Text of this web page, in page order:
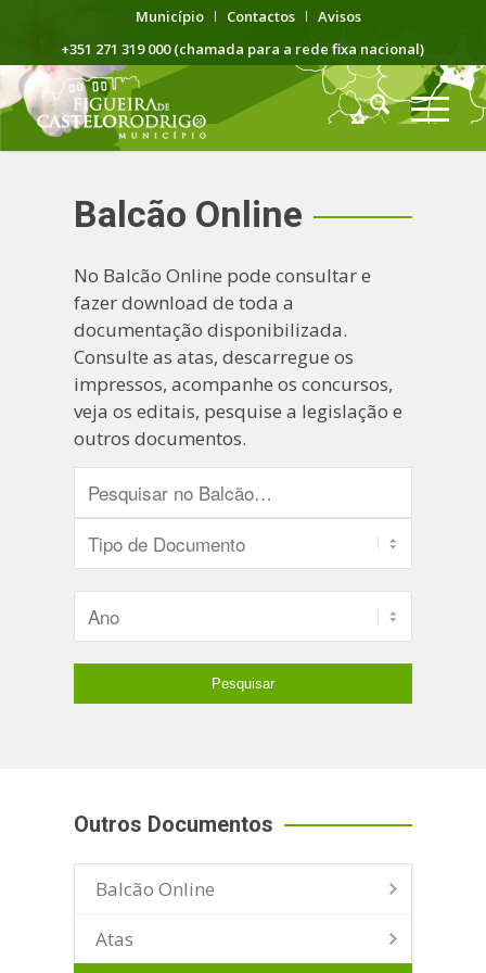
Município Contactos
Avisos
+351 271 319 000 (chamada para a rede fixa nacional)
Balcão Online
No Balcão Online pode consultar e
fazer download de toda a
documentação disponibilizada.
Consulte as atas, descarregue os
impressos, acompanhe os concursos,
veja os editais, pesquise a legislação e
outros documentos.
Outros Documentos
Balcão Online
Atas